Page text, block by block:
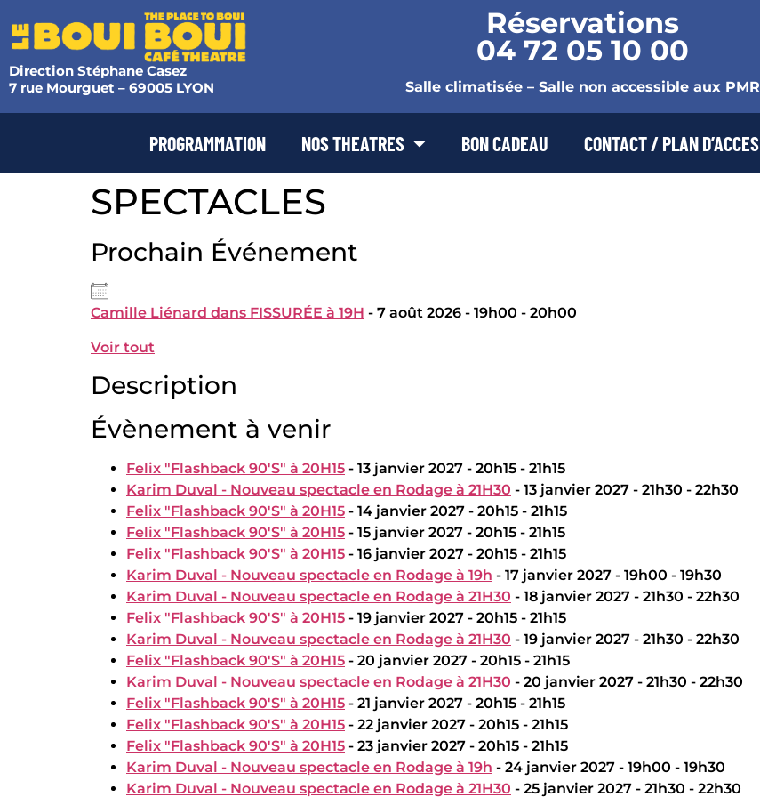
Direction Stéphane Casez
7 rue Mourguet – 69005 LYON
Réservations
04 72 05 10 00
Salle climatisée – Salle non accessible aux PMR
PROGRAMMATION NOS THEATRES BON CADEAU CONTACT / PLAN D’ACCES
SPECTACLES
Prochain Événement
Camille Liénard dans FISSURÉE à 19H - 7 août 2026 - 19h00 - 20h00
Voir tout
Description
Évènement à venir
Felix "Flashback 90'S" à 20H15 - 13 janvier 2027 - 20h15 - 21h15
Karim Duval - Nouveau spectacle en Rodage à 21H30 - 13 janvier 2027 - 21h30 - 22h30
Felix "Flashback 90'S" à 20H15 - 14 janvier 2027 - 20h15 - 21h15
Felix "Flashback 90'S" à 20H15 - 15 janvier 2027 - 20h15 - 21h15
Felix "Flashback 90'S" à 20H15 - 16 janvier 2027 - 20h15 - 21h15
Karim Duval - Nouveau spectacle en Rodage à 19h - 17 janvier 2027 - 19h00 - 19h30
Karim Duval - Nouveau spectacle en Rodage à 21H30 - 18 janvier 2027 - 21h30 - 22h30
Felix "Flashback 90'S" à 20H15 - 19 janvier 2027 - 20h15 - 21h15
Karim Duval - Nouveau spectacle en Rodage à 21H30 - 19 janvier 2027 - 21h30 - 22h30
Felix "Flashback 90'S" à 20H15 - 20 janvier 2027 - 20h15 - 21h15
Karim Duval - Nouveau spectacle en Rodage à 21H30 - 20 janvier 2027 - 21h30 - 22h30
Felix "Flashback 90'S" à 20H15 - 21 janvier 2027 - 20h15 - 21h15
Felix "Flashback 90'S" à 20H15 - 22 janvier 2027 - 20h15 - 21h15
Felix "Flashback 90'S" à 20H15 - 23 janvier 2027 - 20h15 - 21h15
Karim Duval - Nouveau spectacle en Rodage à 19h - 24 janvier 2027 - 19h00 - 19h30
Karim Duval - Nouveau spectacle en Rodage à 21H30 - 25 janvier 2027 - 21h30 - 22h30